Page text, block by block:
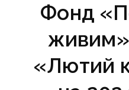
Фонд
«Лютий